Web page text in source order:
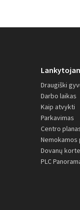
Draugiški
Darbo laikas
Kaip atvykti
Parkavimas
Centro
Nemokamos
Dovanų
PLC